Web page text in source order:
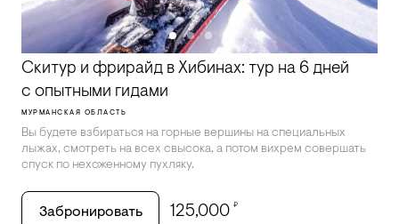
Скитур и фрирайд в Хибинах: тур на 6 дней
с опытными гидами
МУРМАНСКАЯ ОБЛАСТЬ
Вы будете взбираться на горные вершины на специальных
лыжах, смотреть на всех свысока, а потом вихрем совершать
спуск по нехоженному пухляку.
Забронировать 125,000 ₽